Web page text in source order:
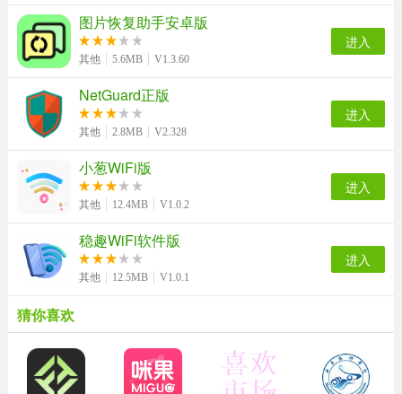
图片恢复助手安卓版
其他 5.6MB V1.3.60
进入
NetGuard正版
其他 2.8MB V2.328
进入
小葱WiFi版
其他 12.4MB V1.0.2
进入
稳趣WiFi软件版
其他 12.5MB V1.0.1
进入
猜你喜欢